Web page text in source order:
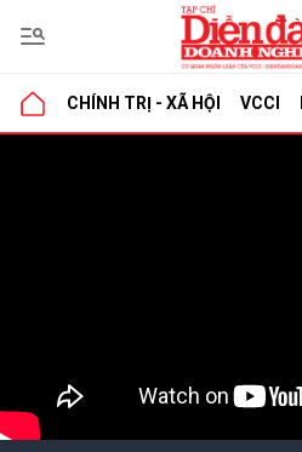
CHÍNH TRỊ - XÃ HỘI VCCI